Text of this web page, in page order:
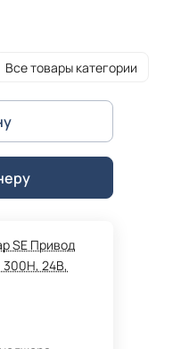
Все товары категории
SE Привод
300Н, 24В,